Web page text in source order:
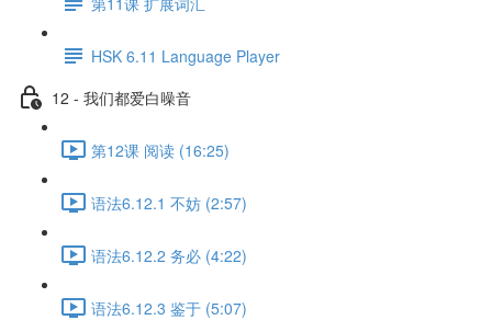
HSK 6.11 Language Player
12 - 我们都爱白噪音
第12课 阅读 (16:25)
语法6.12.1 不妨 (2:57)
语法6.12.2 务必 (4:22)
语法6.12.3 鉴于 (5:07)